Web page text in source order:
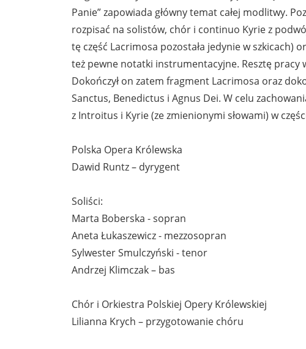
Panie” zapowiada główny temat całej modlitwy.
rozpisać na solistów, chór i continuo Kyrie z
tę część Lacrimosa pozostała jedynie w szkicach)
też pewne notatki instrumentacyjne. Resztę pracy
Dokończył on zatem fragment Lacrimosa oraz
Sanctus, Benedictus i Agnus Dei. W celu
z Introitus i Kyrie (ze zmienionymi słowami) w
Polska Opera Królewska
Dawid Runtz – dyrygent
Soliści:
Marta Boberska - sopran
Aneta Łukaszewicz - mezzosopran
Sylwester Smulczyński - tenor
Andrzej Klimczak – bas
Chór i Orkiestra Polskiej Opery Królewskiej
Lilianna Krych – przygotowanie chóru